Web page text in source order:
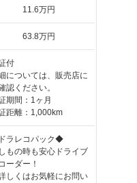
11.6万円
63.8万円
付
については、販売店に
認ください。
期間：1ヶ月
距離：1,000km
ラレコパック◆
もの時も安心ドライブ
ーダー！
しくはお気軽にお問い